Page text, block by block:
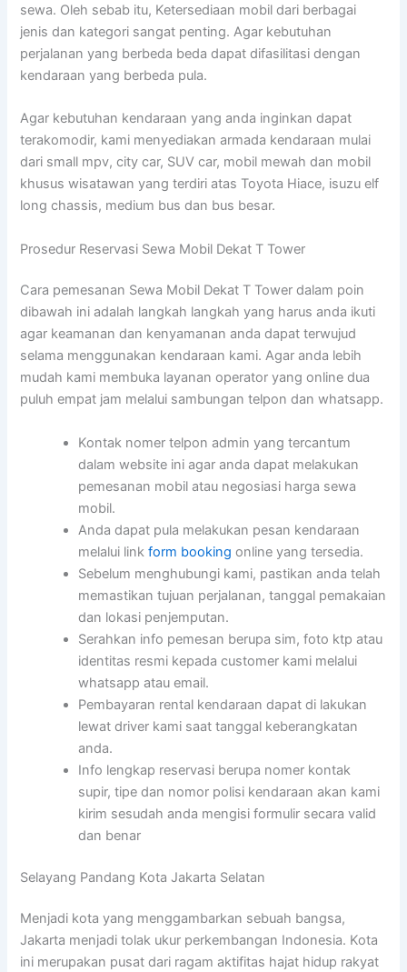
sewa. Oleh sebab itu, Ketersediaan mobil dari berbagai
jenis dan kategori sangat penting. Agar kebutuhan
perjalanan yang berbeda beda dapat difasilitasi dengan
kendaraan yang berbeda pula.
Agar kebutuhan kendaraan yang anda inginkan dapat
terakomodir, kami menyediakan armada kendaraan mulai
dari small mpv, city car, SUV car, mobil mewah dan mobil
khusus wisatawan yang terdiri atas Toyota Hiace, isuzu elf
long chassis, medium bus dan bus besar.
Prosedur Reservasi Sewa Mobil Dekat T Tower
Cara pemesanan Sewa Mobil Dekat T Tower dalam poin
dibawah ini adalah langkah langkah yang harus anda ikuti
agar keamanan dan kenyamanan anda dapat terwujud
selama menggunakan kendaraan kami. Agar anda lebih
mudah kami membuka layanan operator yang online dua
puluh empat jam melalui sambungan telpon dan whatsapp.
Kontak nomer telpon admin yang tercantum
dalam website ini agar anda dapat melakukan
pemesanan mobil atau negosiasi harga sewa
mobil.
Anda dapat pula melakukan pesan kendaraan
melalui linkform booking online yang tersedia.
Sebelum menghubungi kami, pastikan anda telah
memastikan tujuan perjalanan, tanggal pemakaian
dan lokasi penjemputan.
Serahkan info pemesan berupa sim, foto ktp atau
identitas resmi kepada customer kami melalui
whatsapp atau email.
Pembayaran rental kendaraan dapat di lakukan
lewat driver kami saat tanggal keberangkatan
anda.
Info lengkap reservasi berupa nomer kontak
supir, tipe dan nomor polisi kendaraan akan kami
kirim sesudah anda mengisi formulir secara valid
dan benar
Selayang Pandang Kota Jakarta Selatan
Menjadi kota yang menggambarkan sebuah bangsa,
Jakarta menjadi tolak ukur perkembangan Indonesia. Kota
ini merupakan pusat dari ragam aktifitas hajat hidup rakyat